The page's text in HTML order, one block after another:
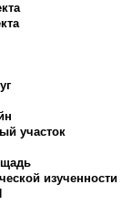
участок
изученности